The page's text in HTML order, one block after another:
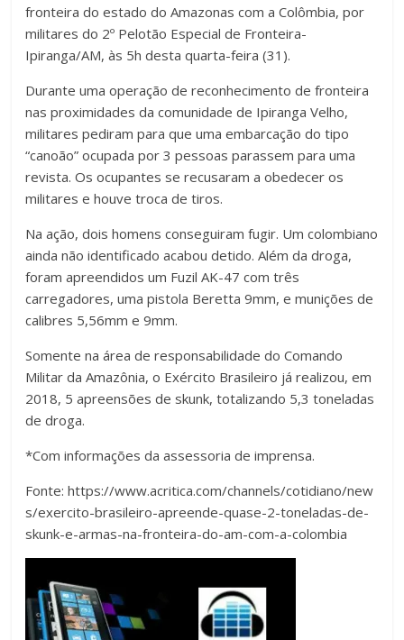
fronteira do estado do Amazonas com a Colômbia, por
militares do 2º Pelotão Especial de Fronteira-
Ipiranga/AM, às 5h desta quarta-feira (31).
Durante uma operação de reconhecimento de fronteira
nas proximidades da comunidade de Ipiranga Velho,
militares pediram para que uma embarcação do tipo
“canoão” ocupada por 3 pessoas parassem para uma
revista. Os ocupantes se recusaram a obedecer os
militares e houve troca de tiros.
Na ação, dois homens conseguiram fugir. Um colombiano
ainda não identificado acabou detido. Além da droga,
foram apreendidos um Fuzil AK-47 com três
carregadores, uma pistola Beretta 9mm, e munições de
calibres 5,56mm e 9mm.
Somente na área de responsabilidade do Comando
Militar da Amazônia, o Exército Brasileiro já realizou, em
2018, 5 apreensões de skunk, totalizando 5,3 toneladas
de droga.
*Com informações da assessoria de imprensa.
Fonte: https://www.acritica.com/channels/cotidiano/new
s/exercito-brasileiro-apreende-quase-2-toneladas-de-
skunk-e-armas-na-fronteira-do-am-com-a-colombia